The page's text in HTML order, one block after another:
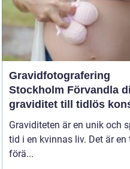
Gravidfotografering
Stockholm Förvandla din
graviditet till tidlös
Graviditeten är en unik och
tid i en kvinnas liv. Det är en
förä...